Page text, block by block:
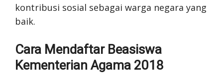
kontribusi sosial sebagai warga negara yang
baik.
Cara Mendaftar Beasiswa
Kementerian Agama 2018